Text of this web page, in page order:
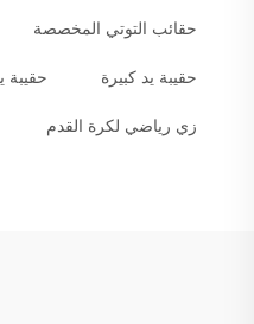
حقائب التوتي المخصصة
حقيبة يد كبيرة حقيبة
زي رياضي لكرة القدم